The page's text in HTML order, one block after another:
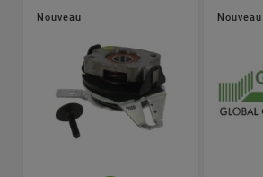
Nouveau Nouveau